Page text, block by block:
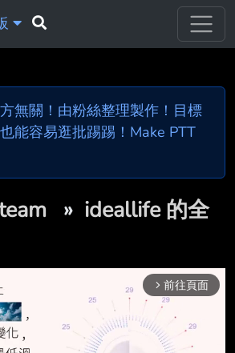
無關！由粉絲整理製作！目標
能容易逛批踢踢！Make PTT
» ideallife 的全
arrow_forward_ios 前往頁面